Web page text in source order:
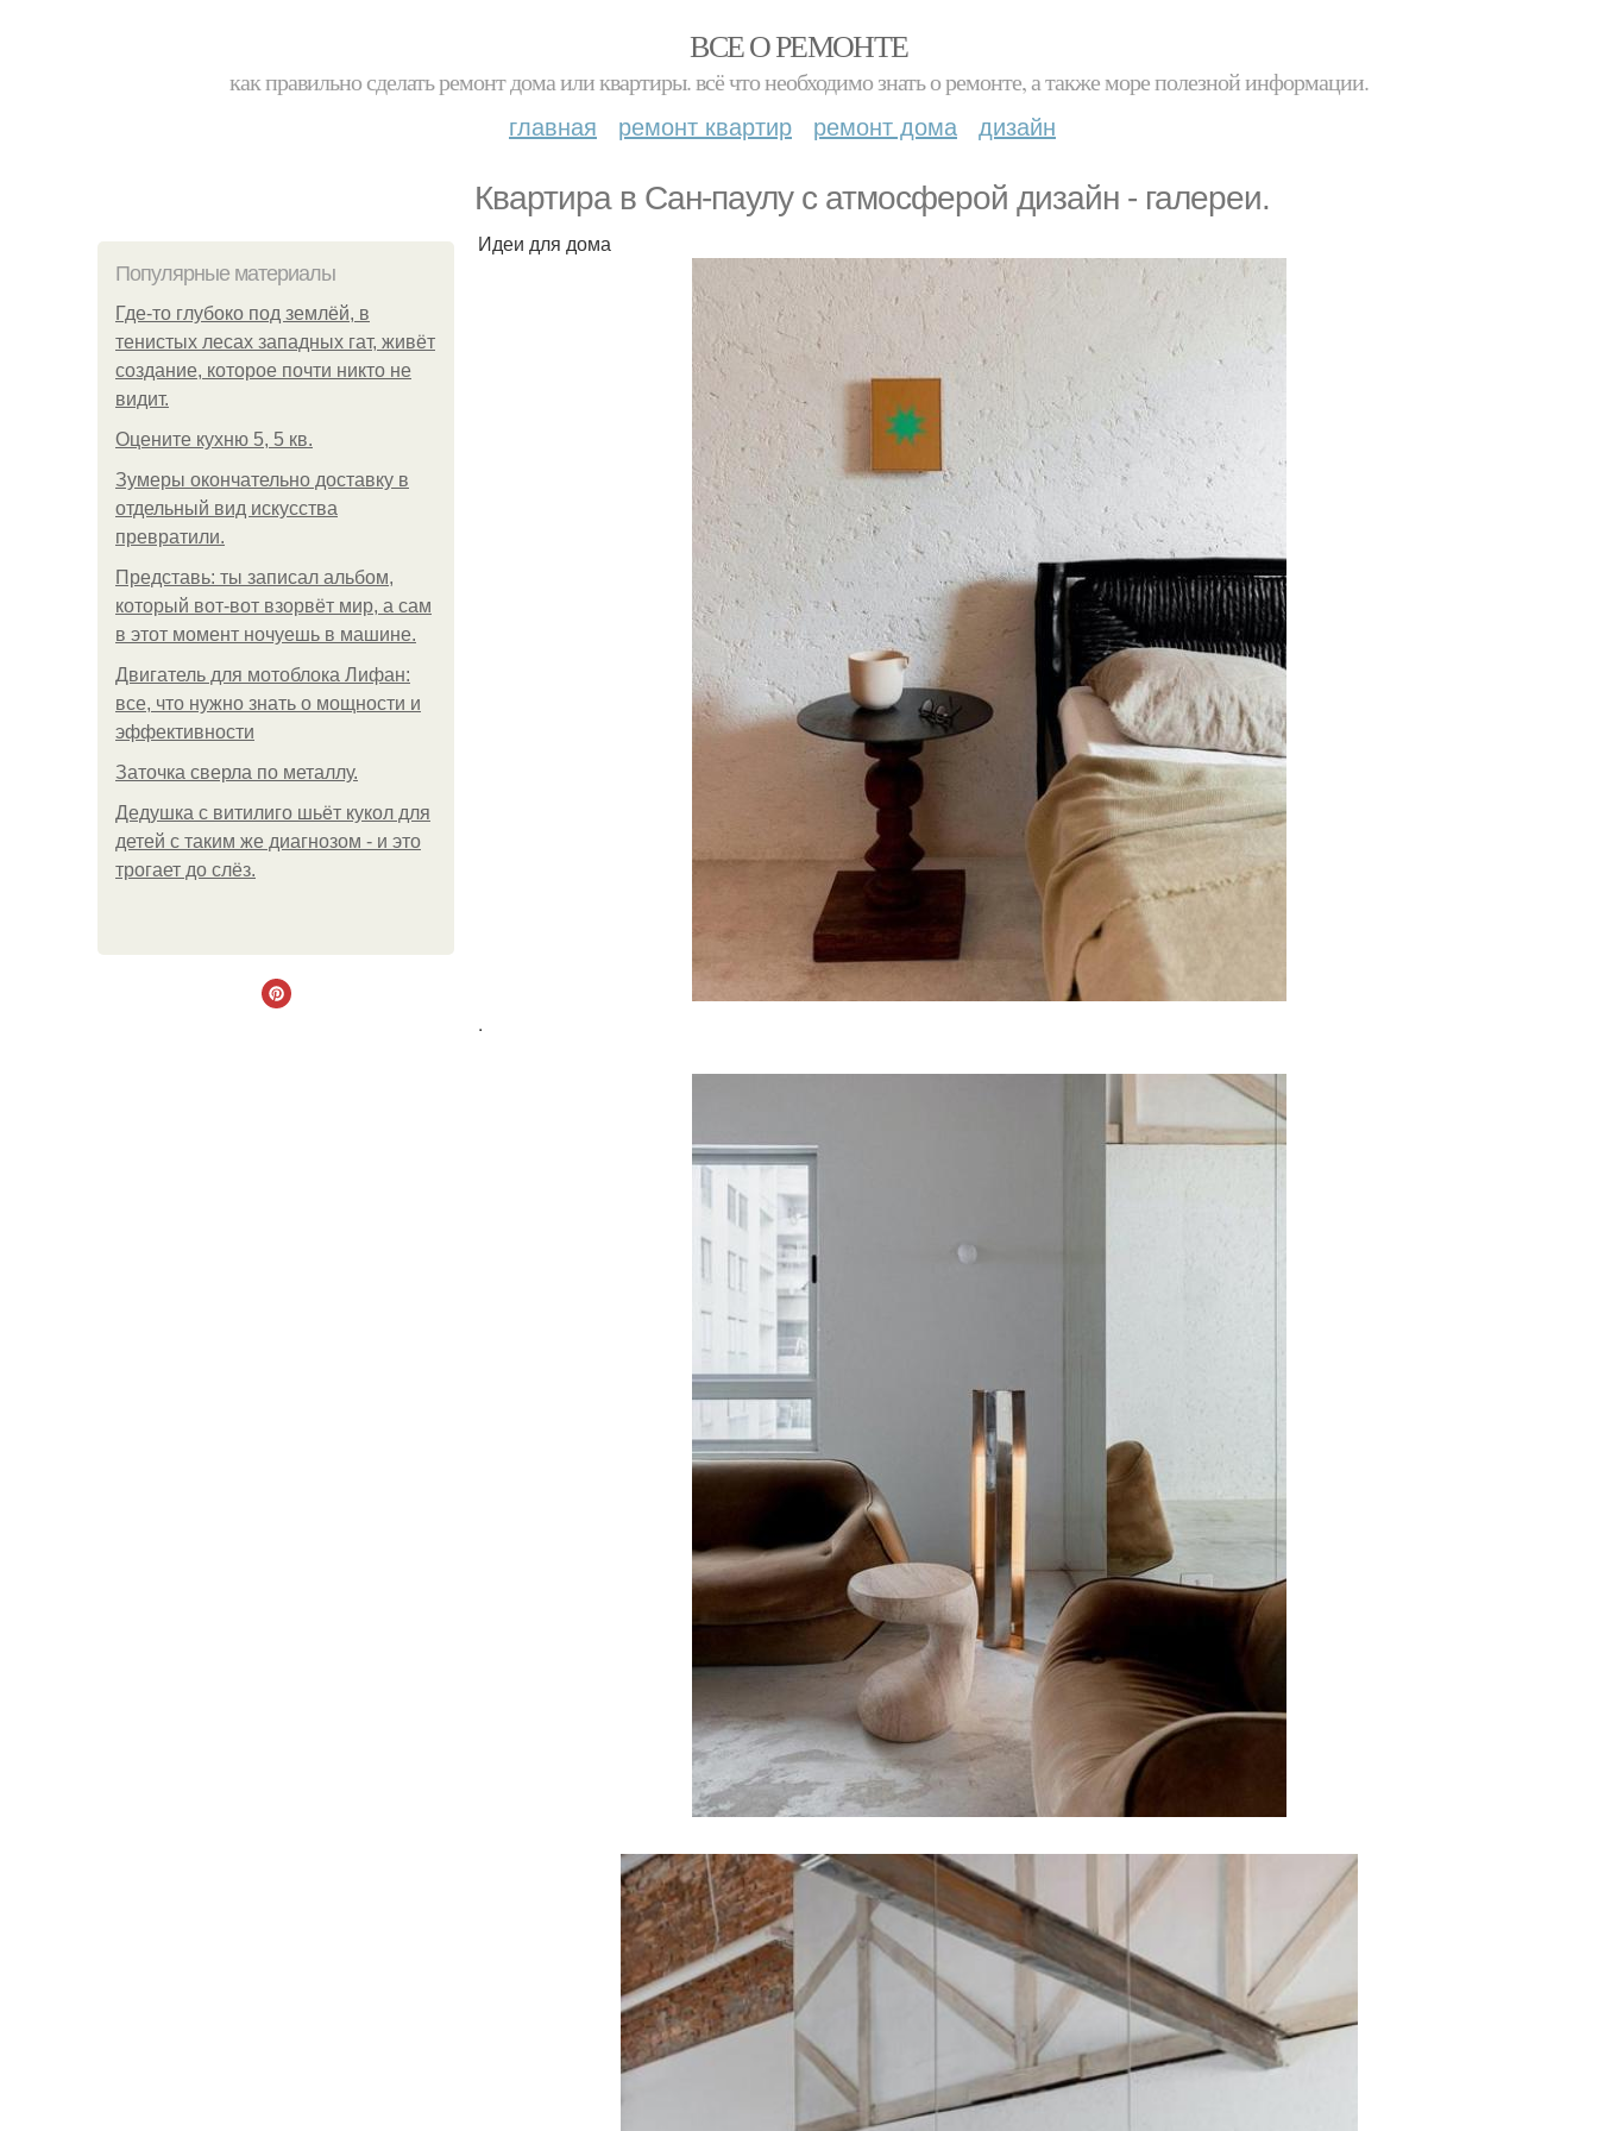
ВСЕ О РЕМОНТЕ
как правильно сделать ремонт дома или квартиры. всё что необходимо знать о ремонте, а также море полезной информации.
главная ремонт квартир ремонт дома дизайн
Квартира в Сан-паулу с атмосферой дизайн - галереи.
Популярные материалы
Где-то глубоко под землёй, в
тенистых лесах западных гат, живёт
создание, которое почти никто не
видит.
Оцените кухню 5, 5 кв.
Зумеры окончательно доставку в
отдельный вид искусства
превратили.
Представь: ты записал альбом,
который вот-вот взорвёт мир, а сам
в этот момент ночуешь в машине.
Двигатель для мотоблока Лифан:
все, что нужно знать о мощности и
эффективности
Заточка сверла по металлу.
Дедушка с витилиго шьёт кукол для
детей с таким же диагнозом - и это
трогает до слёз.
Идеи для дома
.